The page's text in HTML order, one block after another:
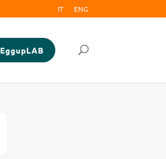
IT ENG
EggupLAB